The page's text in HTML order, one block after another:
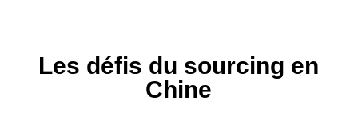
Les défis du sourcing en
Chine